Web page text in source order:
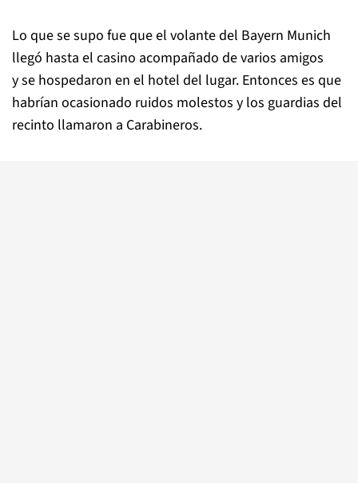
Lo que se supo fue que el volante del Bayern Munich
llegó hasta el casino acompañado de varios amigos
y se hospedaron en el hotel del lugar. Entonces es que
habrían ocasionado ruidos molestos y los guardias del
recinto llamaron a Carabineros.